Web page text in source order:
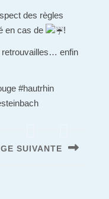
des règles
en cas de
!
retrouvailles… enfin
#hautrhin
SUIVANTE